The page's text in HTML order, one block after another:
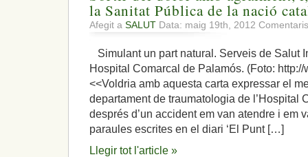
la Sanitat Pública de la nació
Afegit a SALUT Data: maig 19th, 2012
Simulant un part natural. Serveis de Salut
Hospital Comarcal de Palamós. (Foto:
<<Voldria amb aquesta carta expressar el
departament de traumatologia de l’Hospital
després d’un accident em van atendre i em
paraules escrites en el diari ‘El Punt […]
Llegir tot l'article »